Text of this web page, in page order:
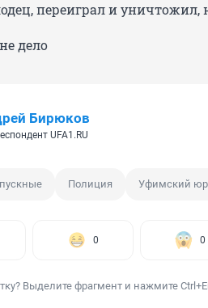
переиграл и уничтожил,
дело
Бирюков
UFA1.RU
Полиция Уфимский
0 0
Выделите фрагмент и нажмите